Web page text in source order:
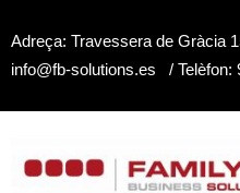
al
contenido
Adreça: Travessera de Gràcia
info@fb-solutions.es / Telèfon: